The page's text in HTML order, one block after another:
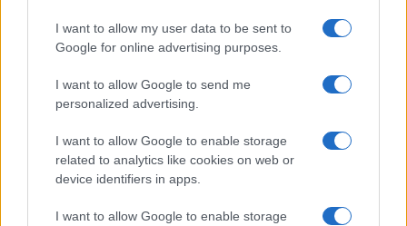
I want to allow my user data to be sent to
Google for online advertising purposes.
I want to allow Google to send me
personalized advertising.
I want to allow Google to enable storage
related to analytics like cookies on web or
device identifiers in apps.
I want to allow Google to enable storage
Sportmagazine: notizie, approfondimenti e classifiche su
calcio, basket, tennis, ciclismo, motori, Formula 1,
MotoGP e Olimpiadi. Le ultime news dalle competizioni
nazionali e internazionali, gli highlight delle partite, le
interviste ai protagonisti e i risultati in tempo reale di tutte
le discipline che fanno emozionare gli appassionati di